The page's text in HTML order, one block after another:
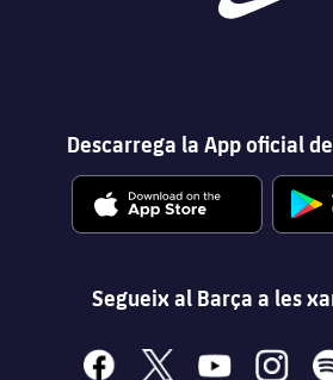
Descarrega la App oficial
Segueix al Barça a les
facebook
x youtubeinstagram